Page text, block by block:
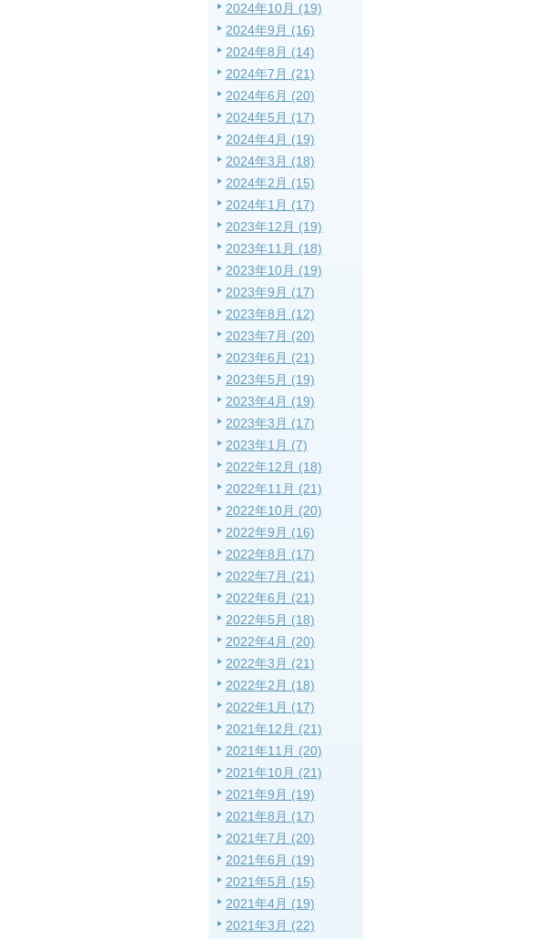
2024年10月 (19)
2024年9月 (16)
2024年8月 (14)
2024年7月 (21)
2024年6月 (20)
2024年5月 (17)
2024年4月 (19)
2024年3月 (18)
2024年2月 (15)
2024年1月 (17)
2023年12月 (19)
2023年11月 (18)
2023年10月 (19)
2023年9月 (17)
2023年8月 (12)
2023年7月 (20)
2023年6月 (21)
2023年5月 (19)
2023年4月 (19)
2023年3月 (17)
2023年1月 (7)
2022年12月 (18)
2022年11月 (21)
2022年10月 (20)
2022年9月 (16)
2022年8月 (17)
2022年7月 (21)
2022年6月 (21)
2022年5月 (18)
2022年4月 (20)
2022年3月 (21)
2022年2月 (18)
2022年1月 (17)
2021年12月 (21)
2021年11月 (20)
2021年10月 (21)
2021年9月 (19)
2021年8月 (17)
2021年7月 (20)
2021年6月 (19)
2021年5月 (15)
2021年4月 (19)
2021年3月 (22)